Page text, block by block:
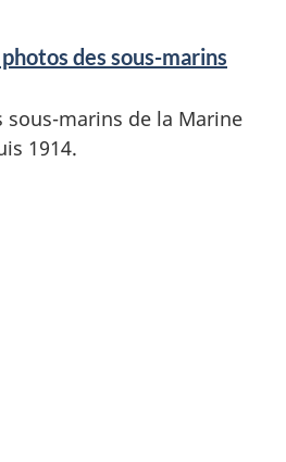
des sous-marins
sous-marins de la Marine
1914.